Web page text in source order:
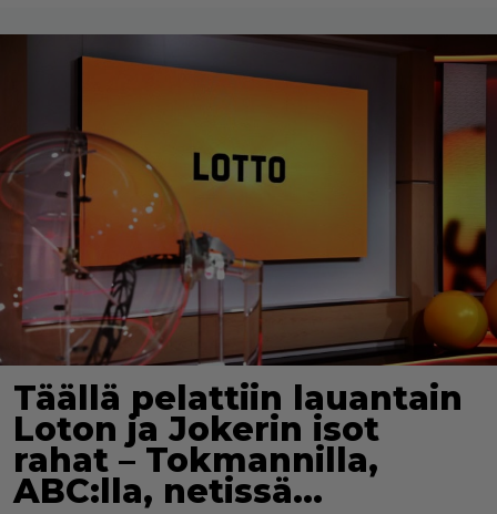
Täällä pelattiin lauantain
Loton ja Jokerin isot
rahat – Tokmannilla,
ABC:lla, netissä…